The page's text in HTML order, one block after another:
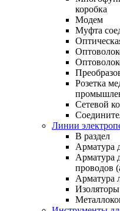
коробка
Модем
Муфта
Розетка
Сетевой
Линии
В раздел
Арматура
Арматура
проводов
Арматура